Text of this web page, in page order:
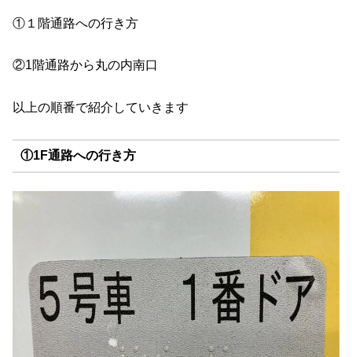
①１階通路への行き方
②1階通路から丸の内南口
以上の順番で紹介していきます
①1F通路への行き方